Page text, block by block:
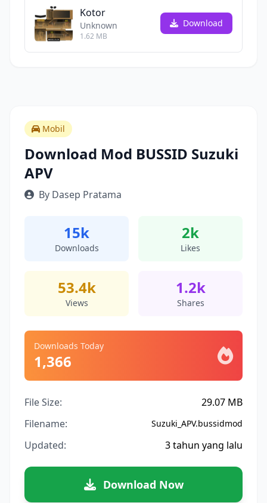
Kotor
Unknown
1.62 MB
Download
Mobil
Download Mod BUSSID Suzuki
APV
By Dasep Pratama
15k
Downloads
2k
Likes
53.4k
Views
1.2k
Shares
Downloads Today
1,366
File Size:
29.07 MB
Filename:
Suzuki_APV.bussidmod
Updated: 3 tahun yang lalu
Download Now